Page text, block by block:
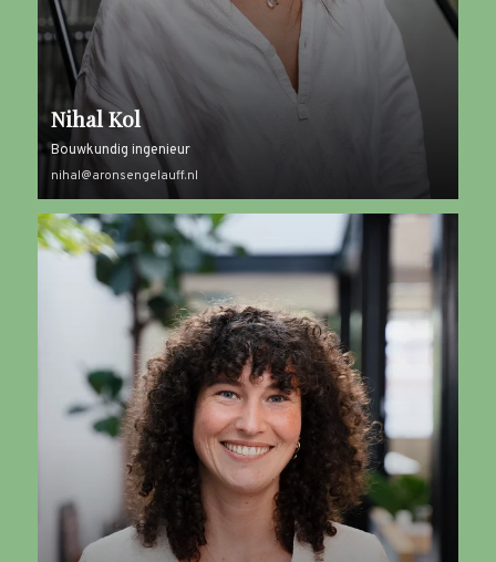
Nihal Kol
Bouwkundig ingenieur
nihal@aronsengelauff.nl